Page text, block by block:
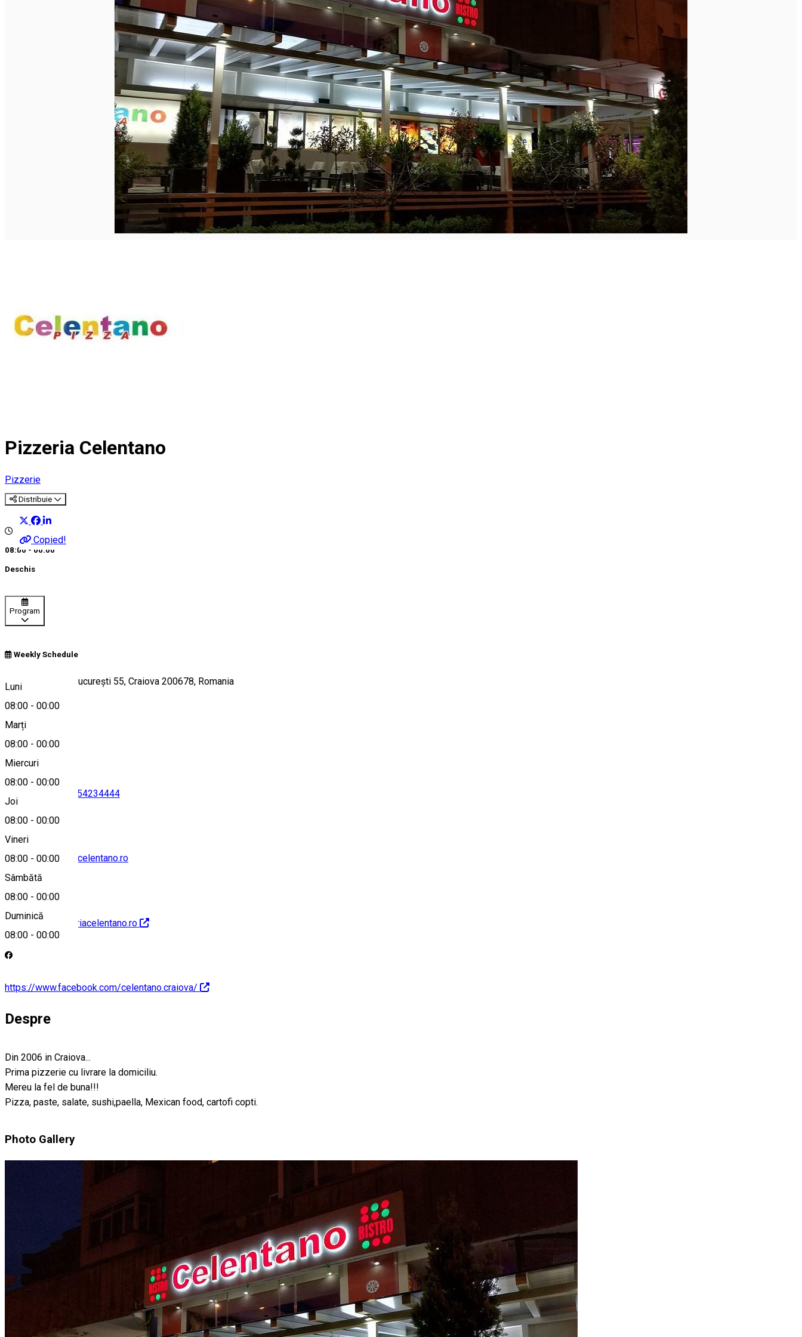
Închirieri biciclete
Încărcare vehicule electrice
Pizzeria Celentano
Pizzerie
Distribuie
Copied!
08:00 - 00:00
Deschis
Program
Weekly Schedule
Luni
08:00 - 00:00
Marți
08:00 - 00:00
Miercuri
08:00 - 00:00
Joi
08:00 - 00:00
Vineri
08:00 - 00:00
Sâmbătă
08:00 - 00:00
Duminică
08:00 - 00:00
Bloc 31A, Calea București 55, Craiova 200678, Romania
Hartă
0754234444
contact@pizzeriacelentano.ro
http://www.pizzeriacelentano.ro
https://www.facebook.com/celentano.craiova/
Despre
Din 2006 in Craiova...
Prima pizzerie cu livrare la domiciliu.
Mereu la fel de buna!!!
Pizza, paste, salate, sushi,paella, Mexican food, cartofi copti.
Photo Gallery